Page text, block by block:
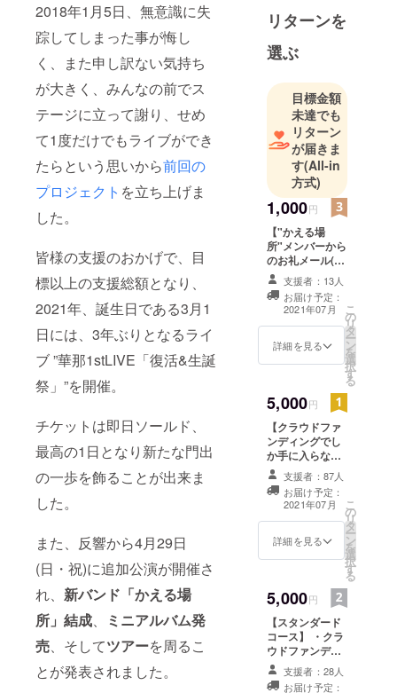
2018年1月5日、無意識に失
踪してしまった事が悔し
く、また申し訳ない気持ち
が大きく、みんなの前でス
テージに立って謝り、せめ
て1度だけでもライブができ
たらという思いから前回の
プロジェクト を立ち上げま
した。
皆様の支援のおかげで、目
標以上の支援総額となり、
2021年、誕生日である3月1
日には、3年ぶりとなるライ
ブ ”華那1stLIVE「復活&生誕
祭」”を開催。
チケットは即日ソールド、
最高の1日となり新たな門出
の一歩を飾ることが出来ま
した。
また、反響から4月29日
(日・祝)に追加公演が開催さ
れ、 新バンド「かえる場
所」結成、
ミニアルバム発
売、そしてツアーを周るこ
とが発表されました。
リターンを
選ぶ
目標金額
未達でも
リターン
が届きま
す(All-in
方式)
1,000円
【"かえる場
所"メンバーから
のお礼メール(動
画データ付)】
・"かえる場
所"からのお礼
メール(動画デー
タ付)1通 ※メー
ルアドレスは必
さい。
※「@gmail.com
」からのメール
受信許可をお願
いいたします。
※このリターンに
つきましては
メールの送信を
もって完了とし
支援者：13人
お届け予定：
2021年07月
詳細を見る
こ
の
リ
タ
ー
ン
を
選
択
す
る
5,000円
【クラウドファ
ンディングでし
か手に入らな
い！ミニアルバ
ム＋おしゃれ
カード(照)】 ・
ミニアルバム1枚
・おしゃれカー
ド(照) ※一般での
せん。 ※CD-Rで
ます。 ※7月中の
お届け予定で
す。
支援者：87人
お届け予定：
2021年07月
詳細を見る
こ
の
リ
タ
ー
ン
を
選
択
す
る
5,000円
【スタンダード
コース】 ・クラ
ウドファンディ
ング限定デザイ
ンシリコンバン
支援者：28人
お届け予定：